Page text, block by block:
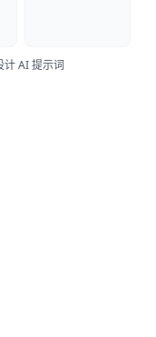
计 AI 提示词